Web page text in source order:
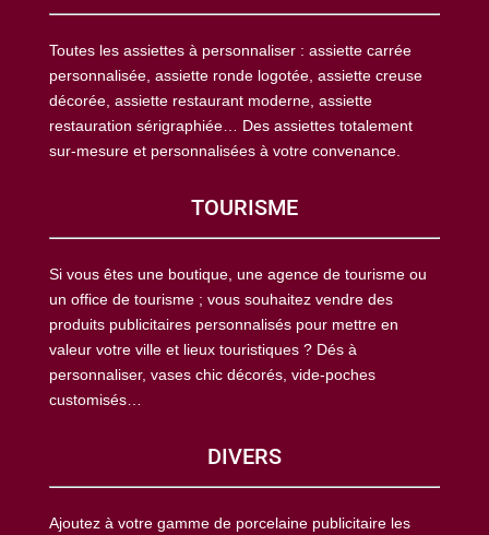
Toutes les assiettes à personnaliser : assiette carrée
personnalisée, assiette ronde logotée, assiette creuse
décorée, assiette restaurant moderne, assiette
restauration sérigraphiée… Des assiettes totalement
sur-mesure et personnalisées à votre convenance.
TOURISME
Si vous êtes une boutique, une agence de tourisme ou
un office de tourisme ; vous souhaitez vendre des
produits publicitaires personnalisés pour mettre en
valeur votre ville et lieux touristiques ? Dés à
personnaliser, vases chic décorés, vide-poches
customisés…
DIVERS
Ajoutez à votre gamme de porcelaine publicitaire les